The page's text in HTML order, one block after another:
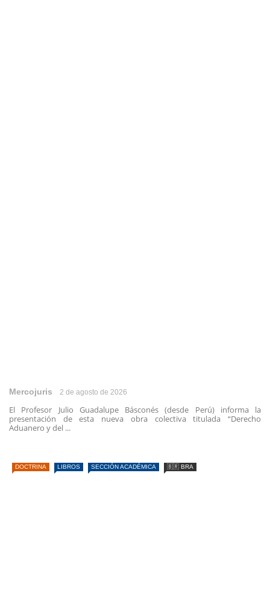
Mercojuris 2 de agosto de 2026
El Profesor Julio Guadalupe Básconés (desde Perú) informa la
presentación de esta nueva obra colectiva titulada “Derecho
Aduanero y del ...
DOCTRINA LIBROS SECCIÓN ACADÉMICA 🇧🇷 BRA